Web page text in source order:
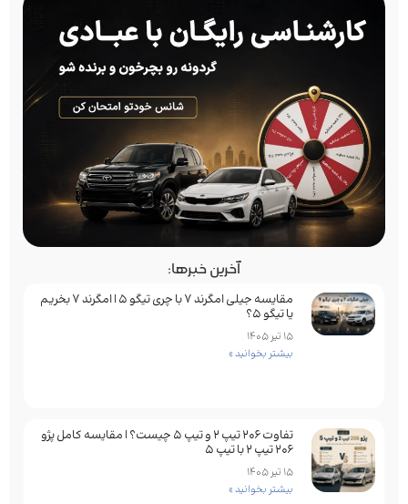
آخرین خبرها:
مقایسه جیلی امگرند 7 با چری تیگو 5 | امگرند 7 بخریم
یا تیگو 5؟
15 تیر 1405
بیشتر بخوانید »
تفاوت ۲۰۶ تیپ ۲ و تیپ ۵ چیست؟ | مقایسه کامل پژو
۲۰۶ تیپ ۲ با تیپ ۵
15 تیر 1405
بیشتر بخوانید »